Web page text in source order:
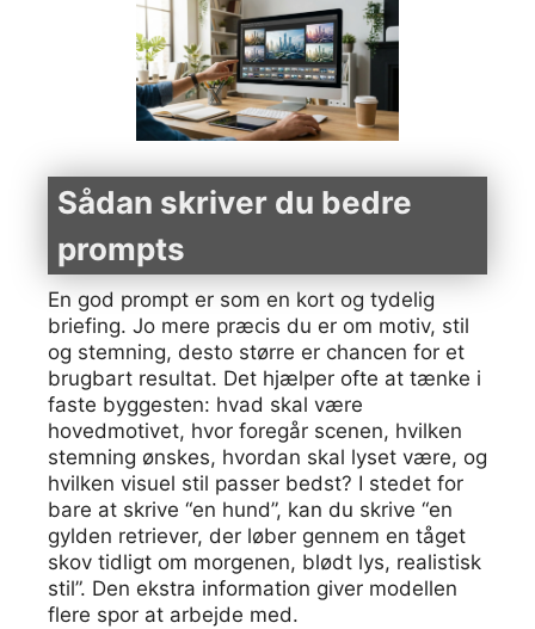
Sådan skriver du bedre
prompts
En god prompt er som en kort og tydelig
briefing. Jo mere præcis du er om motiv, stil
og stemning, desto større er chancen for et
brugbart resultat. Det hjælper ofte at tænke i
faste byggesten: hvad skal være
hovedmotivet, hvor foregår scenen, hvilken
stemning ønskes, hvordan skal lyset være, og
hvilken visuel stil passer bedst? I stedet for
bare at skrive “en hund”, kan du skrive “en
gylden retriever, der løber gennem en tåget
skov tidligt om morgenen, blødt lys, realistisk
stil”. Den ekstra information giver modellen
flere spor at arbejde med.